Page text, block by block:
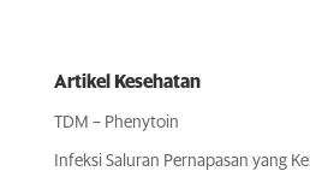
Artikel Kesehatan
TDM – Phenytoin
Infeksi Saluran Pernapasan yang